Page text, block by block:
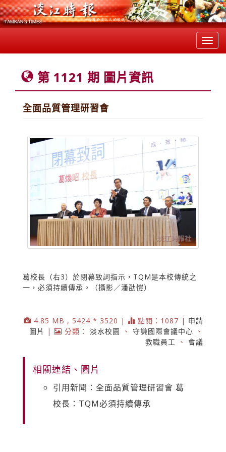
第 1121 期 圖片資訊
全面品質管理研習會
葛校長（右3）於閉幕致詞指示，TQM是本校傳統之
一，必須持續傳承。（攝影／潘劭愷）
4.85 MB , 5424 * 3520 | 點閱：1087 | 申請
圖片
| 分類： 淡水校園 、 守謙國際會議中心 、
教職員工
、 會議
相關連結、圖片
引用新聞：全面品質管理研習會 葛
校長：TQM必須持續傳承